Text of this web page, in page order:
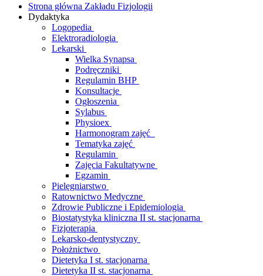
Strona główna Zakładu Fizjologii
Dydaktyka
Logopedia
Elektroradiologia
Lekarski
Wielka Synapsa
Podręczniki
Regulamin BHP
Konsultacje
Ogłoszenia
Sylabus
Physioex
Harmonogram zajęć
Tematyka zajęć
Regulamin
Zajęcia Fakultatywne
Egzamin
Pielęgniarstwo
Ratownictwo Medyczne
Zdrowie Publiczne i Epidemiologia
Biostatystyka kliniczna II st. stacjonarna
Fizjoterapia
Lekarsko-dentystyczny
Położnictwo
Dietetyka I st. stacjonarna
Dietetyka II st. stacjonarna